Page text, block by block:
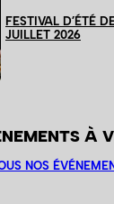
FESTIVAL D’ÉTÉ
JUILLET 2026
À
NOS